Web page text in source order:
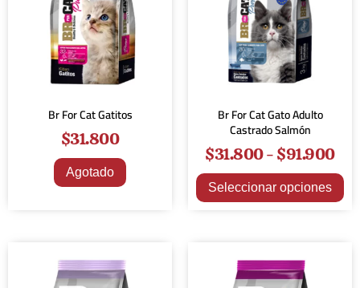
Br For Cat Gatitos
$31.800
Agotado
Br For Cat Gato Adulto
Castrado Salmón
$31.800-$91.900
Seleccionar opciones